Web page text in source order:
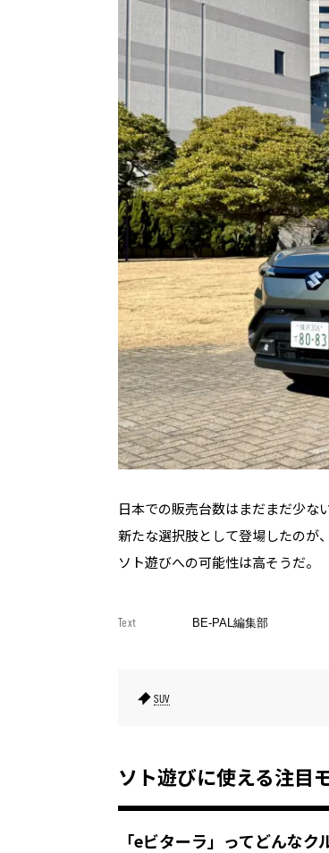
日本での販売台数はまだまだ少な
新たな選択肢として登場したのが
ソト遊びへの可能性は高そうだ。
Text BE-PAL編集部
SUV
ソト遊びに使える注目
「eビターラ」ってどんなク